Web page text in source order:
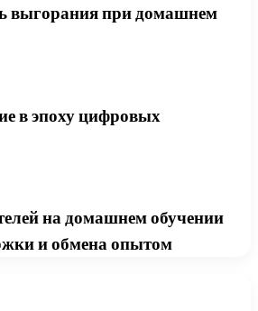
выгорания при домашнем
в эпоху цифровых
на домашнем обучении
и обмена опытом